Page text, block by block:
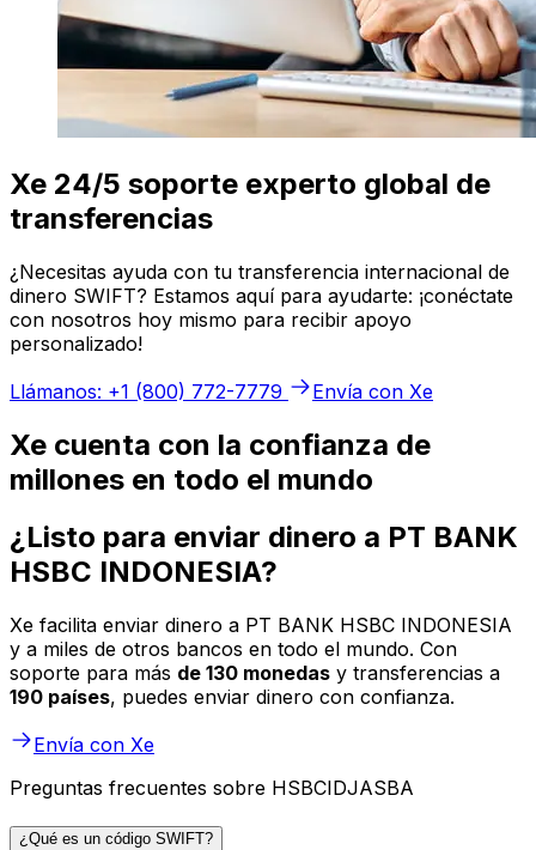
Xe 24/5 soporte experto global de
transferencias
¿Necesitas ayuda con tu transferencia internacional de
dinero SWIFT? Estamos aquí para ayudarte: ¡conéctate
con nosotros hoy mismo para recibir apoyo
personalizado!
Llámanos: +1 (800) 772-7779
Envía con Xe
Xe cuenta con la confianza de
millones en todo el mundo
¿Listo para enviar dinero a PT BANK
HSBC INDONESIA?
Xe facilita enviar dinero a PT BANK HSBC INDONESIA
y a miles de otros bancos en todo el mundo. Con
soporte para más de 130 monedas y transferencias a
190 países, puedes enviar dinero con confianza.
Envía con Xe
Preguntas frecuentes sobre HSBCIDJASBA
¿Qué es un código SWIFT?